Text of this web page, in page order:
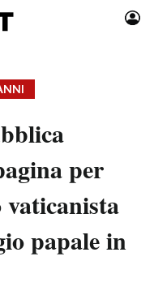
Idee
per
vaticanista
papale in